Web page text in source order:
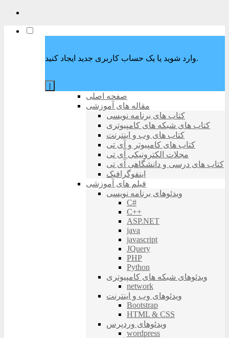
وارد شوید یا یک حساب کاربری جدید ایجاد کنید.
صفحه اصلی
مقاله های آموزشی
کتاب های برنامه نویسی
کتاب های شبکه های کامپیوتری
کتاب های وب و اینترنت
کتاب های کامپیوتر و آی تی
مجلات الکترونیکی آی تی
کتاب های درسی و دانشگاهی آی تی
اینفوگرافیک
فیلم های آموزشی
ویدئوهای برنامه نویسی
C#
C++
ASP.NET
java
javascript
JQuery
PHP
Python
ویدئوهای شبکه های کامپیوتری
network
ویدئوهای وب و اینترنت
Bootstrap
HTML & CSS
ویدئوهای وردپرس
wordpress